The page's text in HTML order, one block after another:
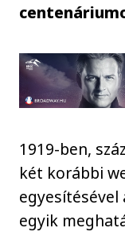
1919-ben,
két korábbi
egyesítésével
egyik